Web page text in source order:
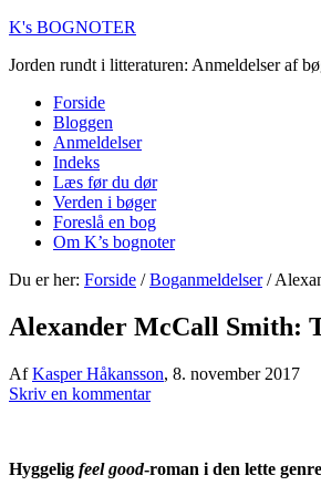
K's BOGNOTER
Jorden rundt i litteraturen: Anmeldelser af
Forside
Bloggen
Anmeldelser
Indeks
Læs før du dør
Verden i bøger
Foreslå en bog
Om K’s bognoter
Du er her: Forside / Boganmeldelser /
Alexander McCall Smith:
AfKasper Håkansson, 8. november 2017
Skriv en kommentar
Hyggelig feel good-roman i den lette